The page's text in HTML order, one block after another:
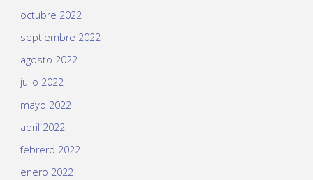
octubre 2022
septiembre 2022
agosto 2022
julio 2022
mayo 2022
abril 2022
febrero 2022
enero 2022